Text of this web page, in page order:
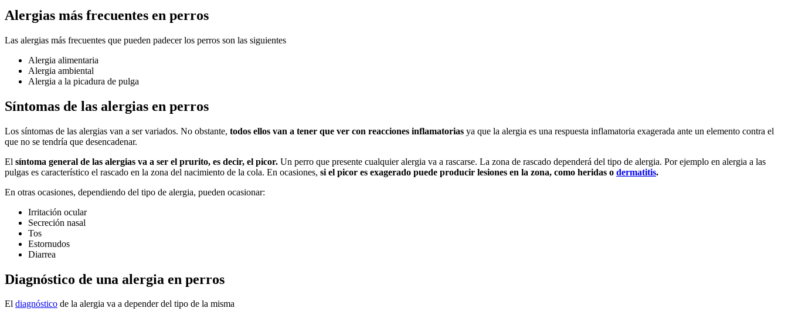
Alergias más frecuentes en perros
Las alergias más frecuentes que pueden padecer los perros son las siguientes
Alergia alimentaria
Alergia ambiental
Alergia a la picadura de pulga
Síntomas de las alergias en perros
Los síntomas de las alergias van a ser variados. No obstante, todos ellos van a tener que ver con reacciones inflamatorias ya que la alergia es una respuesta inflamatoria exagerada ante un elemento contra el
que no se tendría que desencadenar.
El síntoma general de las alergias va a ser el prurito, es decir, el picor. Un perro que presente cualquier alergia va a rascarse. La zona de rascado dependerá del tipo de alergia. Por ejemplo en alergia a las
pulgas es característico el rascado en la zona del nacimiento de la cola. En ocasiones, si el picor es exagerado puede producir lesiones en la zona, como heridas o dermatitis.
En otras ocasiones, dependiendo del tipo de alergia, pueden ocasionar:
Irritación ocular
Secreción nasal
Tos
Estornudos
Diarrea
Diagnóstico de una alergia en perros
El diagnóstico de la alergia va a depender del tipo de la misma